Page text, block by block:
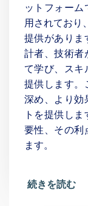
ットフォー
用されており
提供がありま
計者、技術者
て学び、スキ
提供します。
深め、より効
トを提供し
要性、その利
ます。
続きを読む